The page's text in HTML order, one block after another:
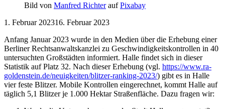
Bild von Manfred RichteraufPixabay
1. Februar 202316. Februar 2023
Anfang Januar 2023 wurde in den Medien über die Erhebung einer
Berliner Rechtsanwaltskanzlei zu Geschwindigkeitskontrollen in 40
untersuchten Großstädten informiert. Halle findet sich in dieser
Statistik auf Platz 32. Nach dieser Erhebung (vgl. https://www.ra-
goldenstein.de/neuigkeiten/blitzer-ranking-2023/) gibt es in Halle
vier feste Blitzer. Mobile Kontrollen eingerechnet, kommt Halle auf
täglich 5,1 Blitzer je 1.000 Hektar Straßenfläche. Dazu fragen wir: